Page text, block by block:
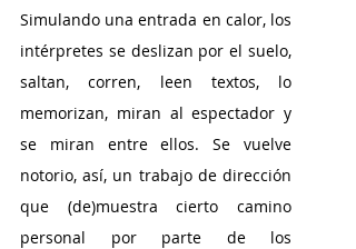
Simulando una entrada en calor, los
intérpretes se deslizan por el suelo,
saltan, corren, leen textos, lo
memorizan, miran al espectador y
se miran entre ellos. Se vuelve
notorio, así, un trabajo de dirección
que (de)muestra cierto camino
personal por parte de los